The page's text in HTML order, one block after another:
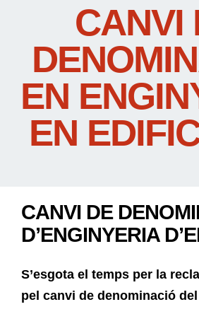
CANVI
EN
EN
CANVI DE
D’ENGINYERIA
S’esgota el temps per la
pel canvi de denominació